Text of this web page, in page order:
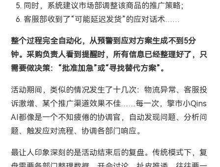
5. 同时，系统建议市场部调整该商品的推广策略；
6. 客服部收到了“可能延迟发货”的应对话术……
整个过程完全自动化，从预警到应对方案生成不到5分
钟。采购负责人看到提醒时，所有信息已经整理好了，只
需要做决策：“批准加急”或“寻找替代方案”。
活动期间，类似的情况发生了十几次：物流异常、客服投
诉激增、某个推广渠道效果不佳……每一次，擎市小Qins
AI都像是一个不知疲倦的协调官，自动发现问题、分析问
题、触发应对流程、协调各部门响应。
最让人印象深刻的是活动结束后的复盘。传统模式下，复